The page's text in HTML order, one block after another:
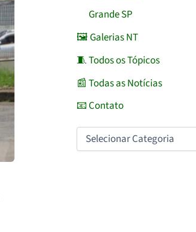
Grande SP
🖼️ Galerias NT
🧵 Todos os Tópicos
📰 Todas as Notícias
📧 Contato